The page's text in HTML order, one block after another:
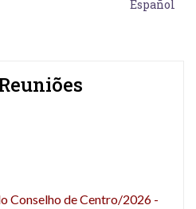
Conselho de Centro/2026 -